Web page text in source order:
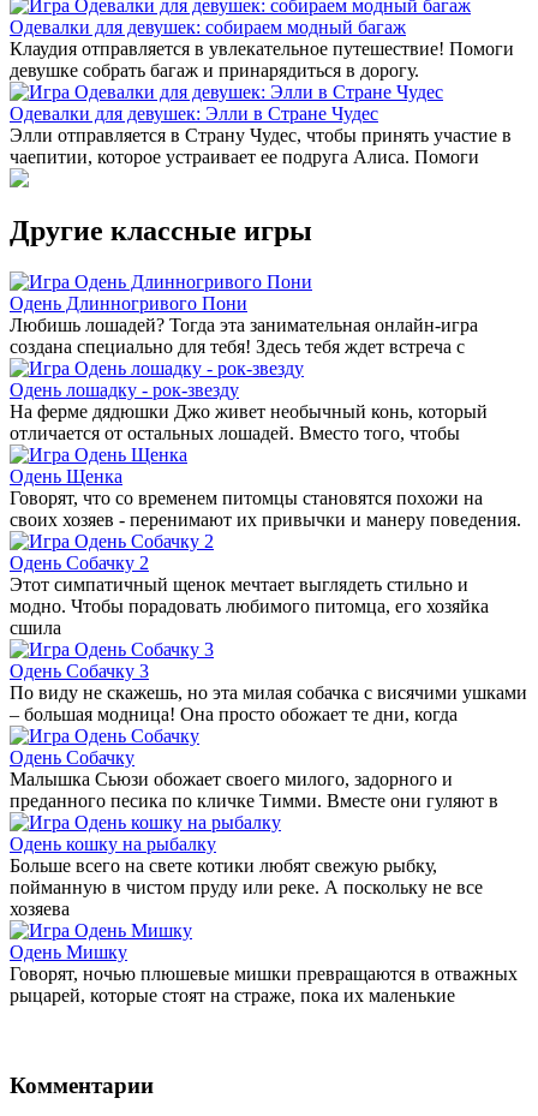
Одевалки для девушек: собираем модный багаж
Клаудия отправляется в увлекательное путешествие! Помоги
девушке собрать багаж и принарядиться в дорогу.
Одевалки для девушек: Элли в Стране Чудес
Элли отправляется в Страну Чудес, чтобы принять участие в
чаепитии, которое устраивает ее подруга Алиса. Помоги
Другие классные игры
Одень Длинногривого Пони
Любишь лошадей? Тогда эта занимательная онлайн-игра
создана специально для тебя! Здесь тебя ждет встреча с
Одень лошадку - рок-звезду
На ферме дядюшки Джо живет необычный конь, который
отличается от остальных лошадей. Вместо того, чтобы
Одень Щенка
Говорят, что со временем питомцы становятся похожи на
своих хозяев - перенимают их привычки и манеру поведения.
Одень Собачку 2
Этот симпатичный щенок мечтает выглядеть стильно и
модно. Чтобы порадовать любимого питомца, его хозяйка
сшила
Одень Собачку 3
По виду не скажешь, но эта милая собачка с висячими ушками
– большая модница! Она просто обожает те дни, когда
Одень Собачку
Малышка Сьюзи обожает своего милого, задорного и
преданного песика по кличке Тимми. Вместе они гуляют в
Одень кошку на рыбалку
Больше всего на свете котики любят свежую рыбку,
пойманную в чистом пруду или реке. А поскольку не все
хозяева
Одень Мишку
Говорят, ночью плюшевые мишки превращаются в отважных
рыцарей, которые стоят на страже, пока их маленькие
Комментарии